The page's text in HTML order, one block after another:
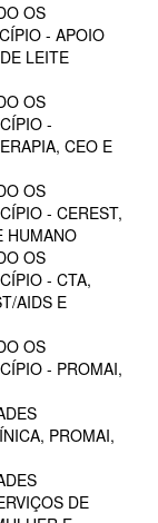
OS
- APOIO
LEITE
OS
-
CEO E
OS
- CEREST,
HUMANO
OS
- CTA,
AIDS E
OS
- PROMAI,
PROMAI,
DE